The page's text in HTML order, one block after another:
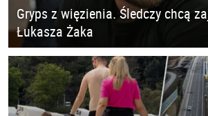
Gryps z więzienia. Śledczy chcą
Łukasza Żaka